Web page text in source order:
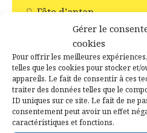
Gérer le
cookies
Pour offrir les meilleures
telles que les cookies pour stocker et/
appareils. Le fait de consentir à ces
traiter des données telles que le
ID uniques sur ce site. Le fait de ne
consentement peut avoir un effet
caractéristiques et fonctions.
Fête d’antan
Fichier de décès de
Fours à pain
Généalogie
généalogies célèbres
Histoire des communes
Augan